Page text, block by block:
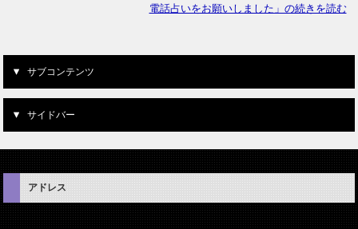
電話占いをお願いしました」の続きを読む
サブコンテンツ
サイドバー
アドレス